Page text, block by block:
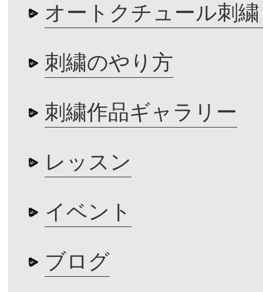
オートクチュール刺
刺繍のやり方
刺繍作品ギャラリー
レッスン
イベント
ブログ